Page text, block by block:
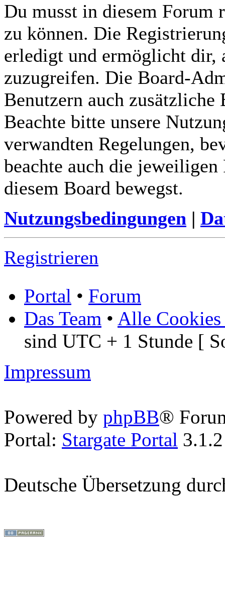
Du musst in diesem Forum
zu können. Die
erledigt und ermöglicht dir,
zuzugreifen. Die Board-
Benutzern auch zusätzliche
Beachte bitte unsere
verwandten Regelungen,
beachte auch die
diesem Board bewegst.
Nutzungsbedingungen |
Registrieren
Portal • Forum
Das Team • Alle Cookies
sind UTC + 1 Stunde [
Impressum
Powered by phpBB®
Portal: Stargate Portal
Deutsche Übersetzung